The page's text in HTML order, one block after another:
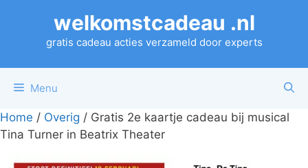
welkomstcadeau .nl
gratis cadeau acties verzameld door experts
Menu
Home / Overig / Gratis 2e kaartje cadeau bij musical
Tina Turner in Beatrix Theater